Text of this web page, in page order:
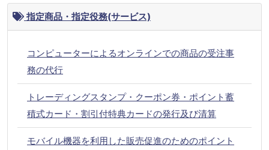
指定商品・指定役務(サービス)
コンピューターによるオンラインでの商品の受注事
務の代行
トレーディングスタンプ・クーポン券・ポイント蓄
積式カード・割引付特典カードの発行及び清算
モバイル機器を利用した販売促進のためのポイント